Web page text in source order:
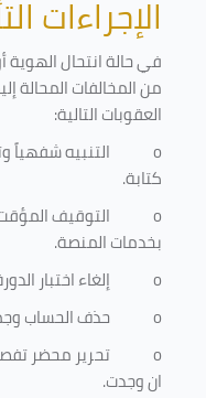
الإجراءات
في حالة انتحال الهوية
من المخالفات المحالة
العقوبات التالية:
o
التنبيه شفهياً
كتابة.
o
التوقيف
بخدمات المنصة.
o
إلغاء اختبار
o
حذف الحساب
o
تحرير محضر
ان وجدت.